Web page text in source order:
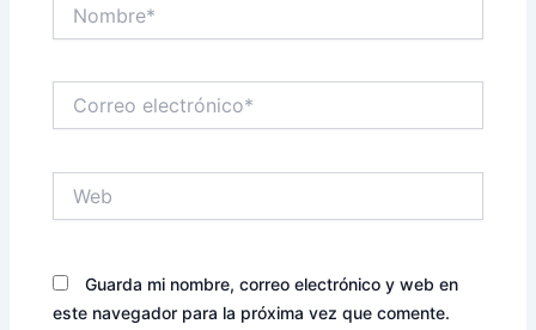
electrónico*
Guarda mi nombre, correo electrónico y web en
este navegador para la próxima vez que comente.